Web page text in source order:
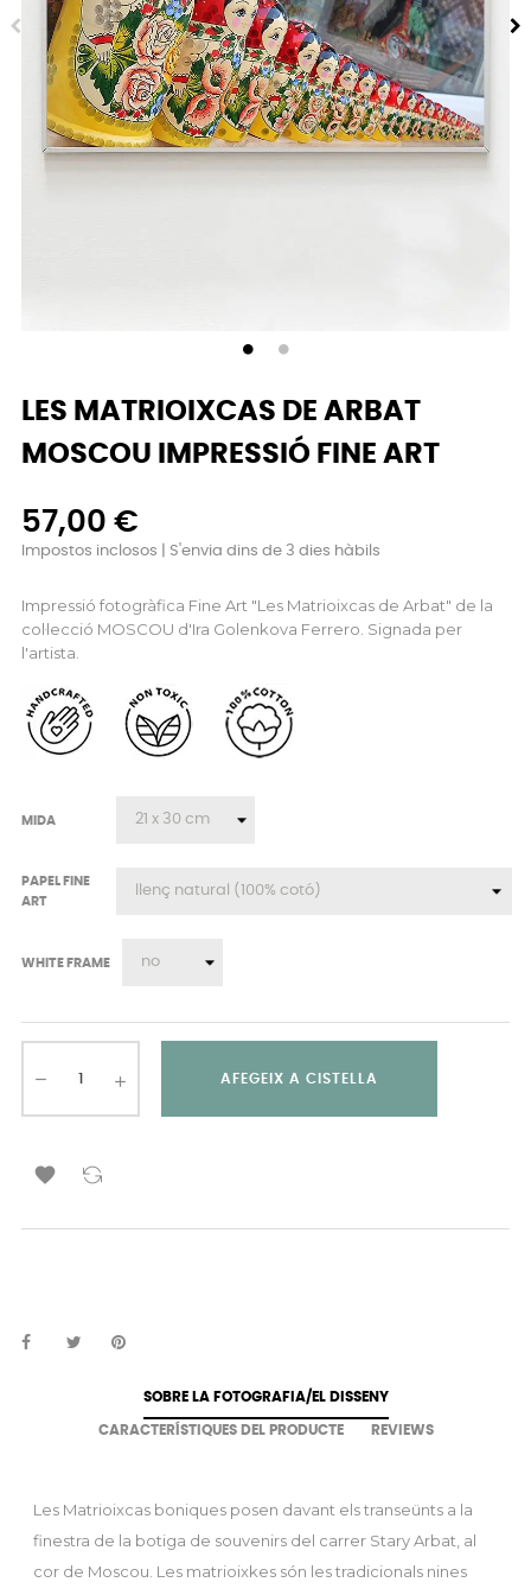
LES MATRIOIXCAS DE ARBAT
MOSCOU IMPRESSIÓ FINE ART
57,00 €
Impostos inclosos | S'envia dins de 3 dies hàbils
Impressió fotogràfica Fine Art "Les Matrioixcas de Arbat" de la
col·lecció MOSCOU d'Ira Golenkova Ferrero. Signada per
l'artista.
MIDA
PAPEL FINE
ART
WHITE FRAME
AFEGEIX A CISTELLA

SOBRE LA FOTOGRAFIA/EL DISSENY
CARACTERÍSTIQUES DEL PRODUCTE REVIEWS
Les Matrioixcas boniques posen davant els transeünts a la
finestra de la botiga de souvenirs del carrer Stary Arbat, al
cor de Moscou. Les matrioixkes són les tradicionals nines